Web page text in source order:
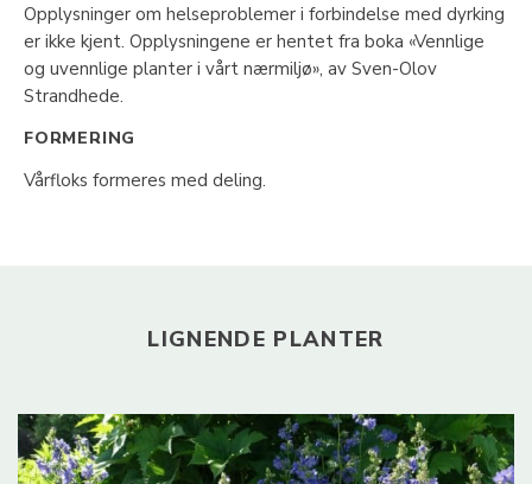
Opplysninger om helseproblemer i forbindelse med dyrking
er ikke kjent. Opplysningene er hentet fra boka «Vennlige
og uvennlige planter i vårt nærmiljø», av Sven-Olov
Strandhede.
FORMERING
Vårfloks formeres med deling.
LIGNENDE PLANTER